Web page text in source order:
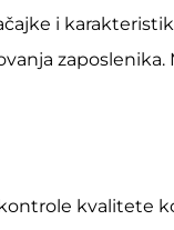
i
kvalitete